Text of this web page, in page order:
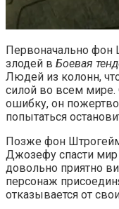
Первоначально фон
злодей в Боевая
Людей из колонн,
силой во всем мире.
ошибку, он
попытаться
Позже фон
Джозефу спасти
довольно приятно
персонаж
отказывается от